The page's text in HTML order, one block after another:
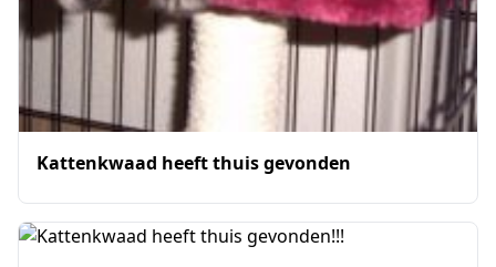
Kattenkwaad heeft thuis gevonden